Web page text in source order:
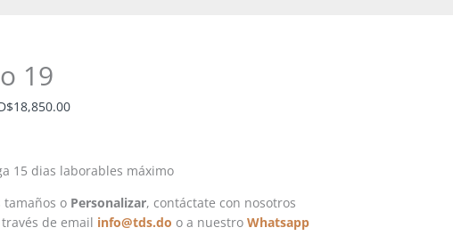
19
18,850.00
15 dias laborables máximo
tamaños o Personalizar, contáctate con nosotros
de email info@tds.do o a nuestro Whatsapp